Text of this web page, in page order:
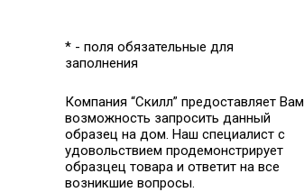
* - поля обязательные для
заполнения
Компания “Скилл” предоставляет Вам
возможность запросить данный
образец на дом. Наш специалист с
удовольствием продемонстрирует
образцец товара и ответит на все
возникшие вопросы.